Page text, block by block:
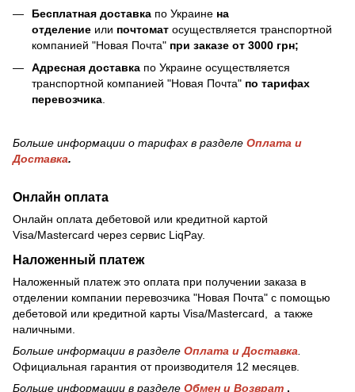
Бесплатная доставка по Украине на
отделение или почтомат осуществляется транспортной
компанией "Новая Почта" при заказе от 3000 грн;
Адресная доставка по Украине осуществляется
транспортной компанией "Новая Почта" по тарифах
перевозчика
Больше информации о тарифах в разделе Оплата и
Доставка.
Онлайн оплата
Онлайн оплата дебетовой или кредитной картой
Visa/Mastercard через сервис LiqPay.
Наложенный платеж
Наложенный платеж это оплата при получении заказа в
отделении компании перевозчика "Новая Почта" с помощью
дебетовой или кредитной карты Visa/Mastercard, а также
наличными.
Больше информации в разделе Оплата и Доставка
Официальная гарантия от производителя 12 месяцев.
Больше информации в разделе Обмен и Возврат .